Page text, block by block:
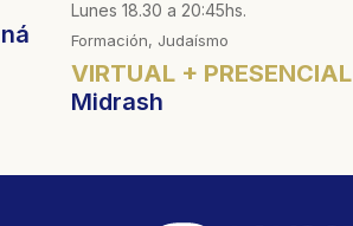
Lunes 18.30 a 20:45hs.
Formación, Judaísmo
VIRTUAL + PRESENCIAL
Midrash